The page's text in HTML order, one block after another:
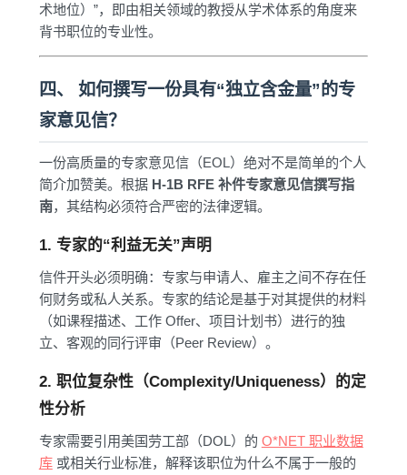
术地位）”，即由相关领域的教授从学术体系的角度来
背书职位的专业性。
四、 如何撰写一份具有“独立含金量”的专
家意见信？
一份高质量的专家意见信（EOL）绝对不是简单的个人
简介加赞美。根据 H-1B RFE 补件专家意见信撰写指
南，其结构必须符合严密的法律逻辑。
1. 专家的“利益无关”声明
信件开头必须明确：专家与申请人、雇主之间不存在任
何财务或私人关系。专家的结论是基于对其提供的材料
（如课程描述、工作 Offer、项目计划书）进行的独
立、客观的同行评审（Peer Review）。
2. 职位复杂性（Complexity/Uniqueness）的定
性分析
专家需要引用美国劳工部（DOL）的 O*NET 职业数据
库或相关行业标准，解释该职位为什么不属于一般的